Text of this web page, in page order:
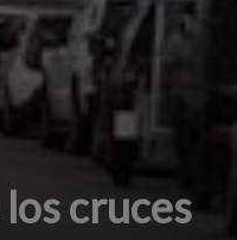
cruces